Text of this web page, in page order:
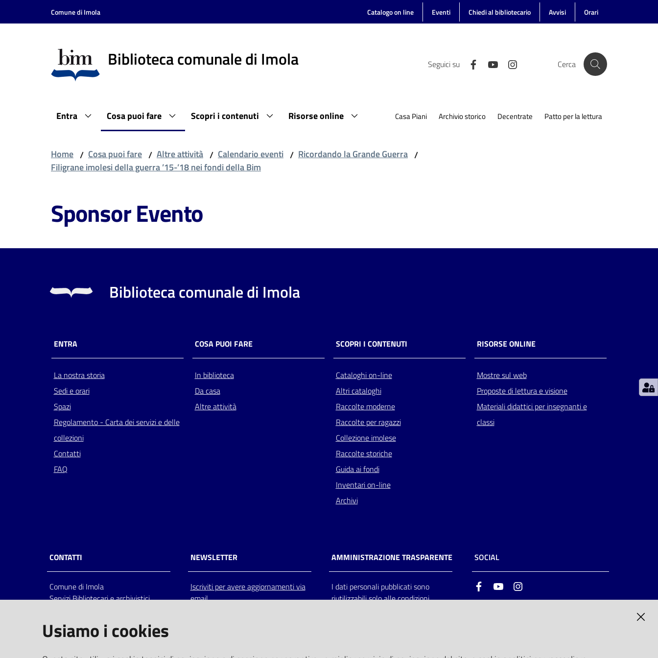
Vai al contenuto
Vai alla navigazione
Comune di Imola Catalogo on line Eventi Chiedi al bibliotecario Avvisi Orari
Biblioteca comunale di Imola Seguici su Cerca
Entra Cosa puoi fare Scopri i contenuti Risorse online Casa Piani Archivio storico Decentrate Patto per la lettura
Home / Cosa puoi fare / Altre attività / Calendario eventi / Ricordando la Grande Guerra /
Filigrane imolesi della guerra ’15-’18 nei fondi della Bim
Sponsor Evento
Biblioteca comunale di Imola
ENTRA
La nostra storia
Sedi e orari
Spazi
Regolamento - Carta dei servizi e delle
collezioni
Contatti
FAQ
COSA PUOI FARE
In biblioteca
Da casa
Altre attività
SCOPRI I CONTENUTI
Cataloghi on-line
Altri cataloghi
Raccolte moderne
Raccolte per ragazzi
Collezione imolese
Raccolte storiche
Guida ai fondi
Inventari on-line
Archivi
RISORSE ONLINE
Mostre sul web
Proposte di lettura e visione
Materiali didattici per insegnanti e
classi
CONTATTI
Comune di Imola
Servizi Bibliotecari e archivistici
Italia
centralino: tel 0542.6026.36 fax
NEWSLETTER
Iscriviti per avere aggiornamenti via
email
AMMINISTRAZIONE TRASPARENTE
I dati personali pubblicati sono
riutilizzabili solo alle condizioni
SOCIAL
FacebookYoutube
Usiamo i cookies